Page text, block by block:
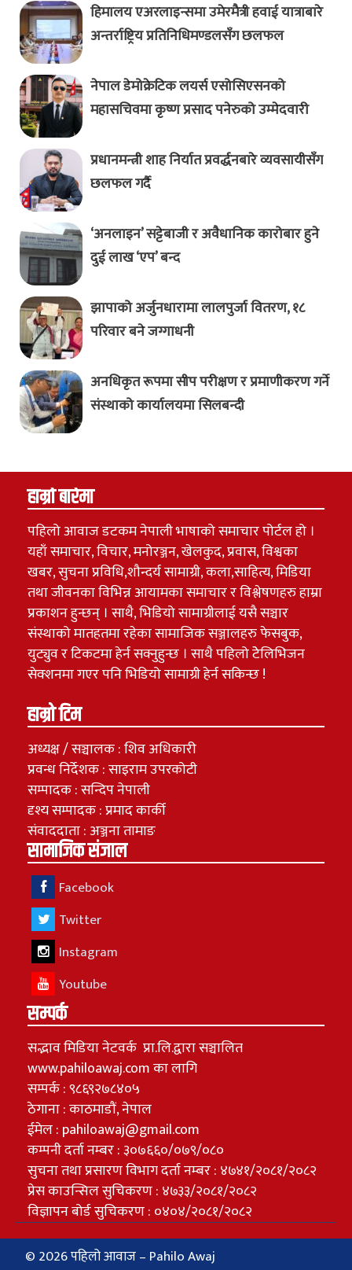
हिमालय एअरलाइन्समा उमेरमैत्री हवाई यात्राबारे
अन्तर्राष्ट्रिय प्रतिनिधिमण्डलसँग छलफल
नेपाल डेमोक्रेटिक लयर्स एसोसिएसनको
महासचिवमा कृष्ण प्रसाद पनेरुको उम्मेदवारी
प्रधानमन्त्री शाह निर्यात प्रवर्द्धनबारे व्यवसायीसँग
छलफल गर्दै
‘अनलाइन’ सट्टेबाजी र अवैधानिक कारोबार हुने
दुई लाख ‘एप’ बन्द
झापाको अर्जुनधारामा लालपुर्जा वितरण, १८
परिवार बने जग्गाधनी
अनधिकृत रूपमा सीप परीक्षण र प्रमाणीकरण गर्ने
संस्थाको कार्यालयमा सिलबन्दी
हाम्रो बारेमा
पहिलो आवाज डटकम नेपाली भाषाको समाचार पोर्टल हो ।
यहाँ समाचार, विचार, मनोरञ्जन, खेलकुद, प्रवास, विश्वका
खबर, सुचना प्रविधि,शौन्दर्य सामाग्री, कला,साहित्य, मिडिया
तथा जीवनका विभिन्न आयामका समाचार र विश्लेषणहरु हाम्रा
प्रकाशन हुन्छन् । साथै, भिडियो सामाग्रीलाई यसै सञ्चार
संस्थाको मातहतमा रहेका सामाजिक सञ्जालहरु फेसबुक,
युट्युव र टिकटमा हेर्न सक्नुहुन्छ । साथै पहिलो टेेलिभिजन
सेक्शनमा गएर पनि भिडियो सामाग्री हेर्न सकिन्छ !
हाम्रो टिम
अध्यक्ष / सञ्चालक : शिव अधिकारी
प्रवन्ध निर्देशक : साइराम उपरकोटी
सम्पादक : सन्दिप नेपाली
दृश्य सम्पादक : प्रमाद कार्की
संवाददाता : अञ्जना तामाङ
सामाजिक संजाल
Facebook
Twitter
Instagram
Youtube
सम्पर्क
सद्भाव मिडिया नेटवर्क प्रा.लि.द्वारा सञ्चालित
www.pahiloawaj.com का लागि
सम्पर्क : ९८६९२७८४०५
ठेगाना : काठमाडौं, नेपाल
ईमेल : pahiloawaj@gmail.com
कम्पनी दर्ता नम्बर : ३०७६६०/०७९/०८०
सुचना तथा प्रसारण विभाग दर्ता नम्बर : ४७४१/२०८१/२०८२
प्रेस काउन्सिल सुचिकरण : ४७३३/२०८१/२०८२
विज्ञापन बोर्ड सुचिकरण : ०४०४/२०८१/२०८२
© 2026 पहिलो आवाज – Pahilo Awaj